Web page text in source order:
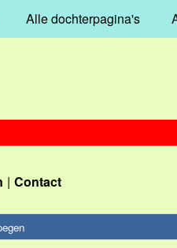
Alle dochterpagina's
Contact